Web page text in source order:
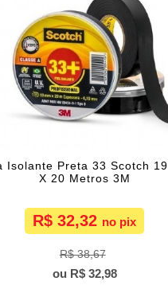
Isolante Preta 33 Scotch
X 20 Metros 3M
R$ 32,32
R$ 38,67
R$ 32,98